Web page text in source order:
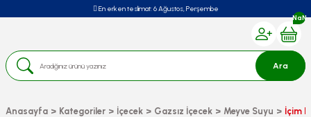
En erken teslimat: 6 Ağustos, Perşembe
Ara
NaN
Anasayfa Kategoriler İçecek Gazsız İçecek Meyve Suyu İçim